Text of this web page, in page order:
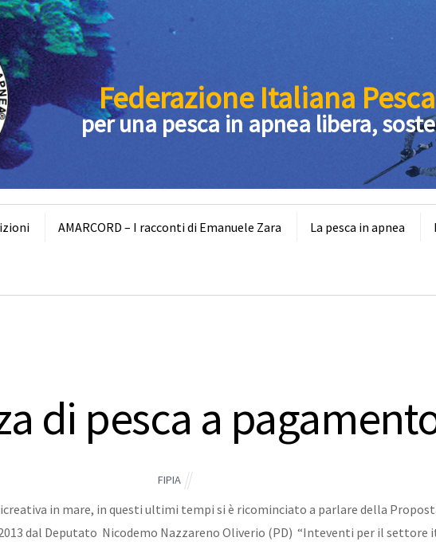
AMARCORD – I racconti di Emanuele Zara La pesca in apnea
Federazione Italiana
per una pesca in apnea libera,
di pesca a
FIPIA
in mare, in questi ultimi tempi si è ricominciato a parlare della
dal Deputato Nicodemo Nazzareno Oliverio (PD) “Inteventi per il settore